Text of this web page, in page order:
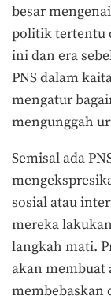
besar
politik tertentu
ini dan era
PNS dalam
mengatur
mengunggah
Semisal ada
sosial atau
mereka
langkah mati.
akan
membebaskan